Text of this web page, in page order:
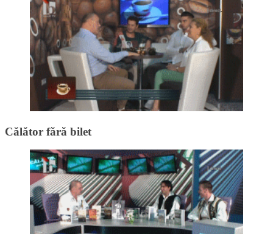
Călător fără bilet